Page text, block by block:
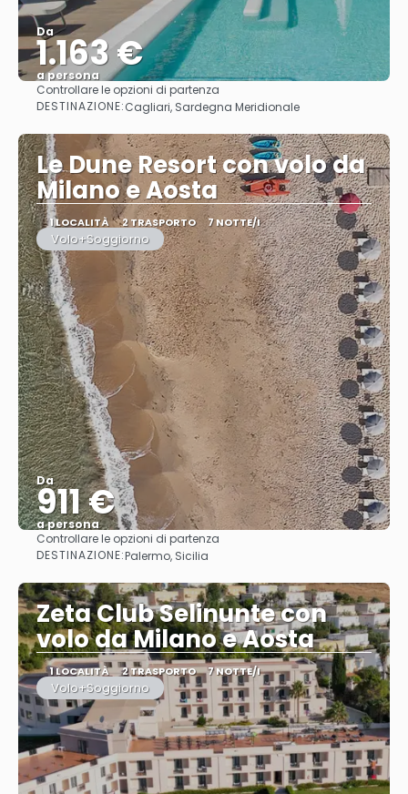
Da
1.163 €
a persona
Vedere
Controllare le opzioni di partenza
DESTINAZIONE:Cagliari, Sardegna Meridionale
Le Dune Resort con volo da
Milano e Aosta
1 LOCALITÀ 2 TRASPORTO 7 NOTTE/I
Volo+Soggiorno
Da
911 €
a persona
Vedere
Controllare le opzioni di partenza
DESTINAZIONE:Palermo, Sicilia
Zeta Club Selinunte con
volo da Milano e Aosta
1 LOCALITÀ 2 TRASPORTO 7 NOTTE/I
Volo+Soggiorno